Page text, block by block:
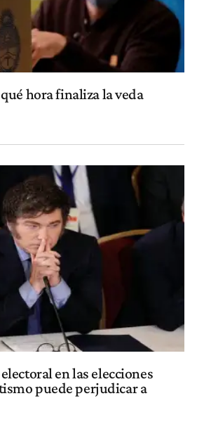
hora finaliza la veda
en las elecciones
puede perjudicar a